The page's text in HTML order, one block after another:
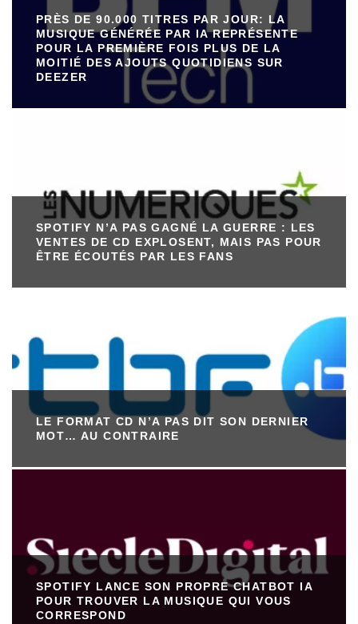
PRÈS DE 90.000 TITRES PAR JOUR: LA
MUSIQUE GÉNÉRÉE PAR IA REPRÉSENTE
POUR LA PREMIÈRE FOIS PLUS DE LA
MOITIÉ DES AJOUTS QUOTIDIENS SUR
DEEZER
SPOTIFY N’A PAS GAGNÉ LA GUERRE : LES
VENTES DE CD EXPLOSENT, MAIS PAS POUR
ÊTRE ÉCOUTÉS PAR LES FANS
LE FORMAT CD N’A PAS DIT SON DERNIER
MOT… AU CONTRAIRE
SPOTIFY LANCE SON PROPRE CHATBOT IA
POUR TROUVER LA MUSIQUE QUI VOUS
CORRESPOND